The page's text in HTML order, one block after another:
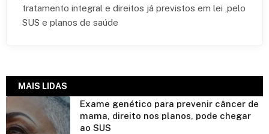
tratamento integral e direitos já previstos em lei ,pelo
SUS e planos de saúde
MAIS LIDAS
Exame genético para prevenir câncer de
mama, direito nos planos, pode chegar
ao SUS